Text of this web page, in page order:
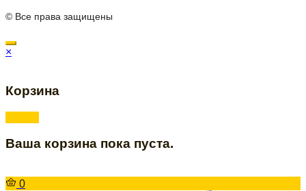
© Все права защищены
×
Корзина
Ваша корзина пока пуста.
0